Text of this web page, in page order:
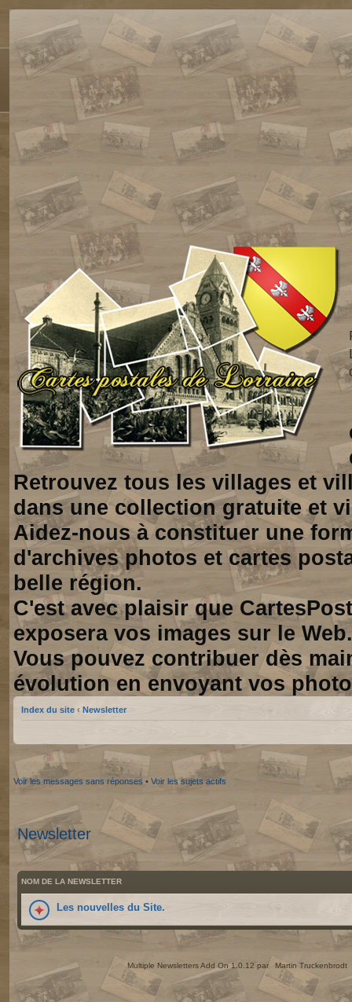
Retrouvez tous les villages et
dans une collection gratuite et
Aidez-nous à constituer une
d'archives photos et cartes
belle région.
C'est avec plaisir que
exposera vos images sur le Web.
Vous pouvez contribuer dès
évolution en envoyant vos
Index du site ‹ Newsletter
Voir les messages sans réponses • Voir les sujets actifs
Newsletter
NOM DE LA NEWSLETTER
Les nouvelles du Site.
Multiple Newsletters Add On 1.0.12 par Martin Truckenbrodt